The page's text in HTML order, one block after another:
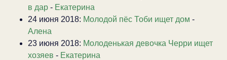
в дар - Екатерина
24 июня 2018: Молодой пёс Тоби ищет дом -
Алена
23 июня 2018: Молоденькая девочка Черри ищет
хозяев - Екатерина